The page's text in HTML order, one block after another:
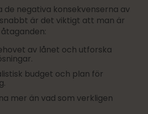
de negativa konsekvenserna av
är det viktigt att man är
av lånet och utforska
budget och plan för
mer än vad som verkligen